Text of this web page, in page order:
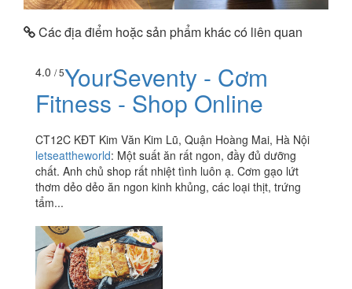
Các địa điểm hoặc sản phẩm khác có liên quan
4.0 / 5YourSeventy - Cơm
Fitness - Shop Online
CT12C KĐT Kim Văn Kim Lũ, Quận Hoàng Mai, Hà Nội
letseattheworld: Một suất ăn rất ngon, đầy đủ dưỡng
chất. Anh chủ shop rất nhiệt tình luôn ạ. Cơm gạo lứt
thơm dẻo dẻo ăn ngon kinh khủng, các loại thịt, trứng
tẩm...